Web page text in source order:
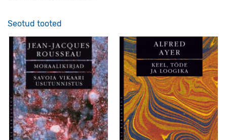
Seotud tooted